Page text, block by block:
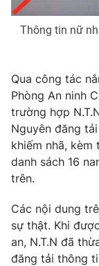
Photo
VTV Money
VTV Sức khoẻ
Thị trường 24h
VTV4
VTV9
Thông tin nữ
Qua công tác
Phòng An ninh
trường hợp
Nguyên đăng
khiếm nhã, kèm
danh sách 16
trên.
Các nội dung
sự thật. Khi
an, N.T.N đã
đăng tải thông